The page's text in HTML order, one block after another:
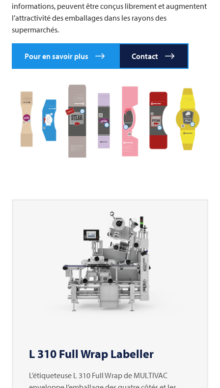
informations, peuvent être conçus librement et augmentent
l’attractivité des emballages dans les rayons des
supermarchés.
Pour en savoir plus Contact
L 310 Full Wrap Labeller
L’étiqueteuse L 310 Full Wrap de MULTIVAC